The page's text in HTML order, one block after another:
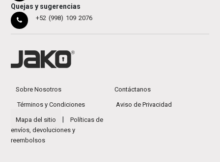
Quejas y sugerencias
+52 (998) 109 2076
Sobre Nosotros Contáctanos
Términos y Condiciones Aviso de Privacidad
Mapa del sitio
Políticas de
envíos, devoluciones y
reembolsos